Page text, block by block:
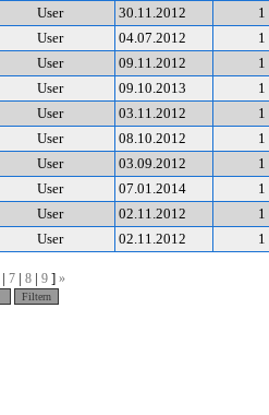
User 30.11.2012 1
User 04.07.2012 1
User 09.11.2012 1
User 09.10.2013 1
User 03.11.2012 1
User 08.10.2012 1
User 03.09.2012 1
User 07.01.2014 1
User 02.11.2012 1
User 02.11.2012 1
| 7 | 8 | 9 ] »